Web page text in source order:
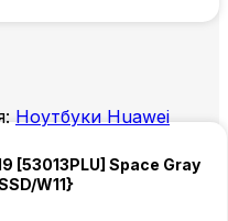
Ноутбуки Huawei
[53013PLU] Space Gray
W11}